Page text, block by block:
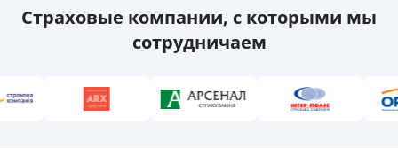
Страховые компании, с которыми мы
сотрудничаем